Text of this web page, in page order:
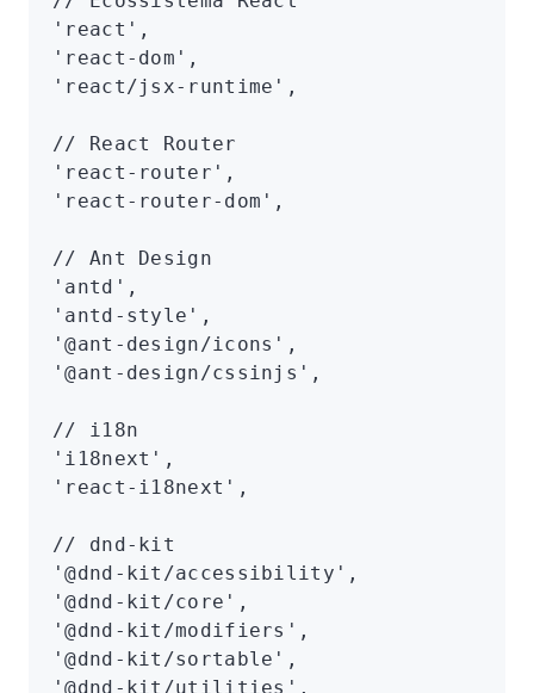
'react' ,
'react-dom' ,
'react/jsx-runtime' ,
// React Router
'react-router' ,
'react-router-dom' ,
// Ant Design
'antd' ,
'antd-style' ,
'@ant-design/icons' ,
'@ant-design/cssinjs' ,
// i18n
'i18next' ,
'react-i18next' ,
// dnd-kit
'@dnd-kit/accessibility' ,
'@dnd-kit/core' ,
'@dnd-kit/modifiers' ,
'@dnd-kit/sortable' ,
'@dnd-kit/utilities' ,